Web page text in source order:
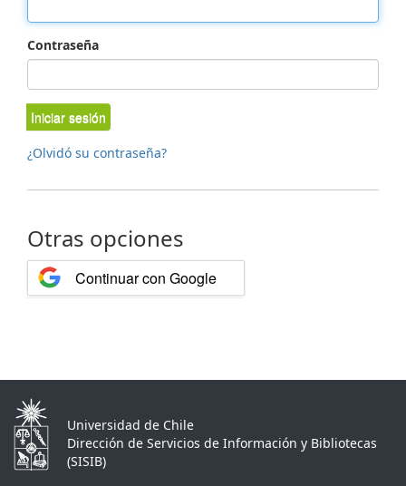
Contraseña
Iniciar sesión
¿Olvidó su contraseña?
Otras opciones
Continuar con Google
Universidad de Chile
Dirección de Servicios de Información y Bibliotecas
(SISIB)